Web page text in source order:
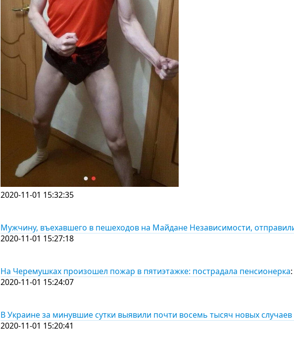
2020-11-01 15:32:35
Мужчину, въехавшего в пешеходов на Майдане Независимости,
2020-11-01 15:27:18
На Черемушках произошел пожар в пятиэтажке: пострадала пенсионерка
2020-11-01 15:24:07
В Украине за минувшие сутки выявили почти восемь тысяч новых случаев
2020-11-01 15:20:41